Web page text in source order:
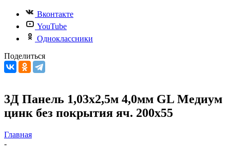
Вконтакте
YouTube
Одноклассники
Поделиться
3Д Панель 1,03х2,5м 4,0мм GL Медиум
цинк без покрытия яч. 200х55
Главная
-